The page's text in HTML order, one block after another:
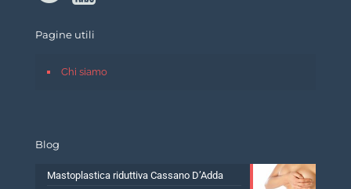
Pagine utili
Chi siamo
Blog
Mastoplastica riduttiva Cassano D’Adda